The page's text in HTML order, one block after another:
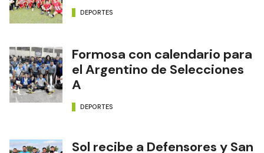
DEPORTES
Formosa con calendario para
el Argentino de Selecciones
A
DEPORTES
Sol recibe a Defensores y San